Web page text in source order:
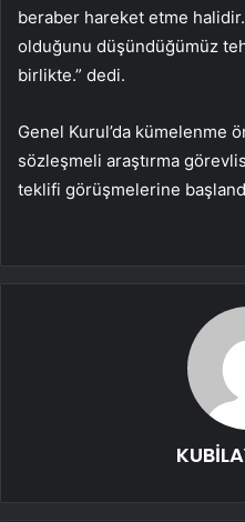
beraber hareket etme halidir.
olduğunu düşündüğümüz
birlikte.” dedi.
Genel Kurul’da kümelenme
sözleşmeli araştırma
teklifi görüşmelerine